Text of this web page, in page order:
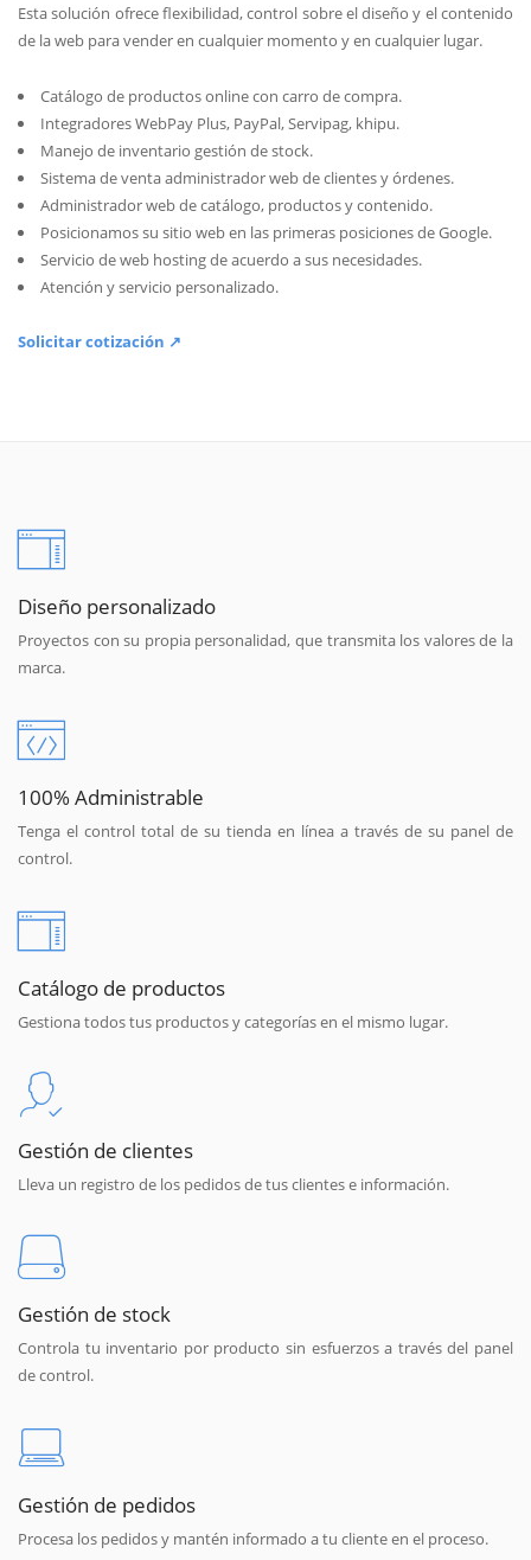
Esta solución ofrece flexibilidad, control sobre el diseño y el contenido
de la web para vender en cualquier momento y en cualquier lugar.
Catálogo de productos online con carro de compra.
Integradores WebPay Plus, PayPal, Servipag, khipu.
Manejo de inventario gestión de stock.
Sistema de venta administrador web de clientes y órdenes.
Administrador web de catálogo, productos y contenido.
Posicionamos su sitio web en las primeras posiciones de Google.
Servicio de web hosting de acuerdo a sus necesidades.
Atención y servicio personalizado.
Solicitar cotización ↗
Diseño personalizado
Proyectos con su propia personalidad, que transmita los valores de la
marca.
100% Administrable
Tenga el control total de su tienda en línea a través de su panel de
control.
Catálogo de productos
Gestiona todos tus productos y categorías en el mismo lugar.
Gestión de clientes
Lleva un registro de los pedidos de tus clientes e información.
Gestión de stock
Controla tu inventario por producto sin esfuerzos a través del panel
de control.
Gestión de pedidos
Procesa los pedidos y mantén informado a tu cliente en el proceso.